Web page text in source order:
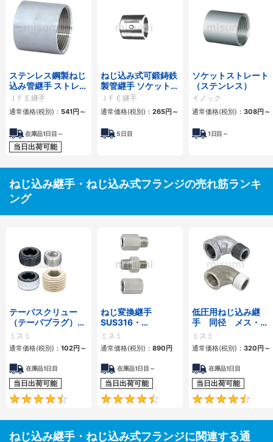
ステンレス鋼製ねじ
込み管継手 ストレー
トソケット
ＪＦＥ継手
通常価格(税別)： 541円 ～
在庫品1日目～
当日出荷可能
ねじ込み式可鍛鋳鉄
製管継手 ソケット
（S）
ＪＦＥ継手
通常価格(税別)： 265円 ～
5日目
ソケットストレート
（ステンレス）
イノック
通常価格(税別)： 308円 ～
1 日目～
ねじ込み継手・ねじ込み式フランジの売れ筋ランキ
ング
テーパスクリュー
（テーパプラグ）
【SUS316/SUSXM
7相当/PEEK/合金
鋼・圧造鋼】
ミスミ
通常価格(税別)： 102円 ～
在庫品1日目
当日出荷可能
4.5
ねじ変換継手
SUS316・
SUS304・
SUS303・
SS400・黄銅
ミスミ
通常価格(税別)： 890 円
在庫品1日目～
当日出荷可能
4.4
低圧用ねじ込み継
手 同径 メス・オ
スエルボ
ミスミ
通常価格(税別)： 320 円 ～
在庫品1日目
当日出荷可能
ねじ込み継手・ねじ込み式フランジに関連する通